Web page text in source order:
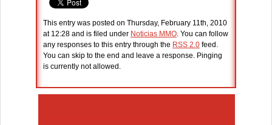
This entry was posted on Thursday, February 11th, 2010
at 12:28 and is filed under Noticias MMO. You can follow
any responses to this entry through the RSS 2.0 feed.
You can skip to the end and leave a response. Pinging
is currently not allowed.